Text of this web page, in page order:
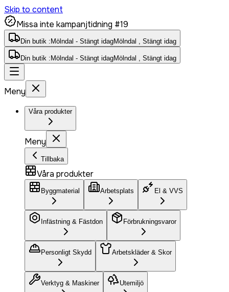
Skip to content
Missa inte kampanjtidning #19
Din butik : Mölndal - Stängt idagMölndal , Stängt idag
Din butik : Mölndal - Stängt idagMölndal , Stängt idag
Meny
Våra produkter
Meny
Tillbaka
Våra produkter
Byggmaterial Arbetsplats El & VVS
Infästning & Fästdon Förbrukningsvaror
Personligt Skydd Arbetskläder & Skor
Verktyg & Maskiner Utemiljö